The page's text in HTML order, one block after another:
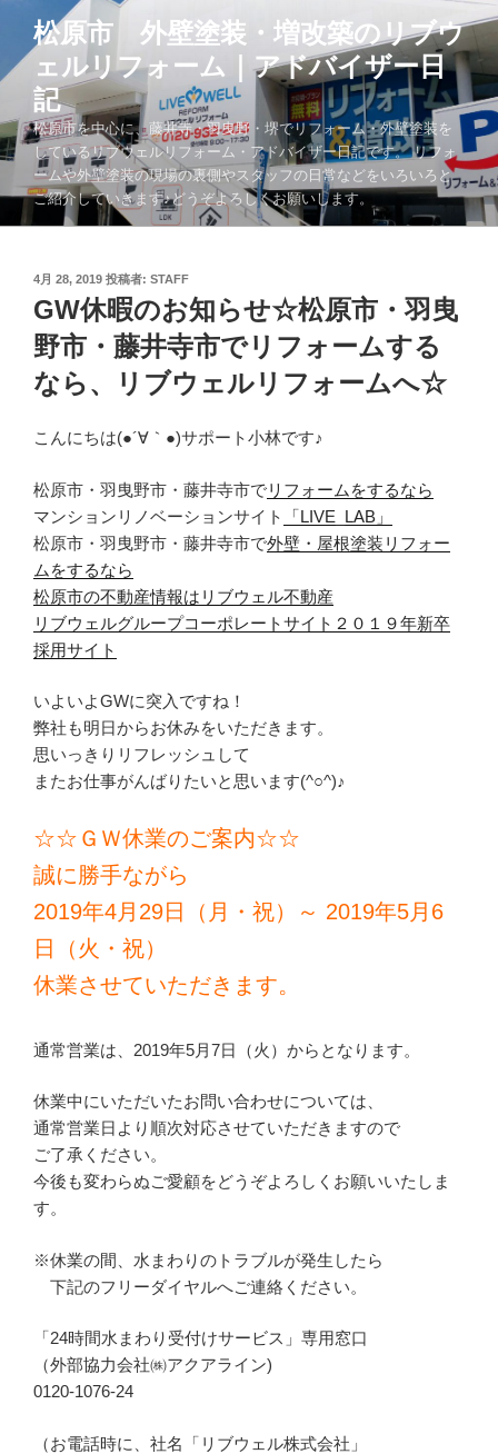
テ
ツ
へ
キ
ッ
松原市 外壁塗装・増改築のリブウ
ェルリフォーム｜アドバイザー日
記
松原市を中心に、藤井寺・羽曳野・堺でリフォーム・外壁塗装を
しているリブウェルリフォーム・アドバイザー日記です。 リフォ
ームや外壁塗装の現場の裏側やスタッフの日常などをいろいろと
ご紹介していきます♪どうぞよろしくお願いします。
投
稿
日:
4月 28, 2019 投稿者: STAFF
GW休暇のお知らせ☆松原市・羽曳
野市・藤井寺市でリフォームする
なら、リブウェルリフォームへ☆
こんにちは(●´∀｀●)サポート小林です♪
松原市・羽曳野市・藤井寺市でリフォームをするなら
マンションリノベーションサイト
「LIVE_LAB」
松原市・羽曳野市・藤井寺市で外壁・屋根塗装リフォー
ムをするなら
松原市の不動産情報は リブウェル不動産
リブウェルグループコーポレートサイト ２０１９年新卒
採用サイト
いよいよGWに突入ですね！
弊社も明日からお休みをいただきます。
思いっきりリフレッシュして
またお仕事がんばりたいと思います(^○^)♪
☆☆ＧＷ休業のご案内☆☆
誠に勝手ながら
2019年4月29日（月・祝）～ 2019年5月6
日（火・祝）
休業させていただきます。
通常営業は、2019年5月7日（火）からとなります。
休業中にいただいたお問い合わせについては、
通常営業日より順次対応させていただきますので
ご了承ください。
今後も変わらぬご愛顧をどうぞよろしくお願いいたしま
す。
※休業の間、水まわりのトラブルが発生したら
下記のフリーダイヤルへご連絡ください。
「24時間水まわり受付けサービス」専用窓口
（外部協力会社㈱アクアライン)
0120-1076-24
（お電話時に、社名「リブウェル株式会社」